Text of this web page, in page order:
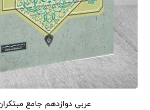
عربی دوازدهم جامع